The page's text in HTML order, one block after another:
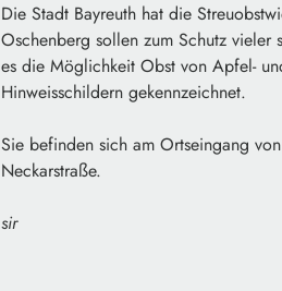
Die Stadt Bayreuth hat die
Oschenberg sollen zum Schutz vieler
es die Möglichkeit Obst von Apfel-
Hinweisschildern gekennzeichnet.
Sie befinden sich am Ortseingang
Neckarstraße.
sir